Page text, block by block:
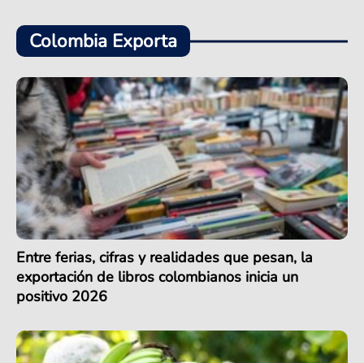
Colombia Exporta
Entre ferias, cifras y realidades que pesan, la
exportación de libros colombianos inicia un
positivo 2026